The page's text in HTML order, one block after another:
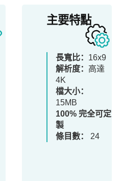
主要特點
長寬比： 16x9
解析度： 高達
4K
檔大小：
15MB
100% 完全可定
製
條目數：
24